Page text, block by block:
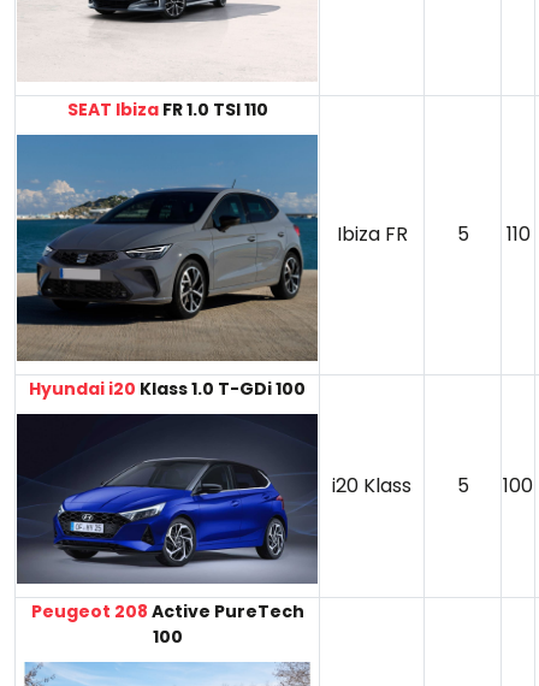
SEAT IbizaFR 1.0 TSI 110
Ibiza FR 5 110
Hyundai i20 Klass 1.0 T-GDi 100
i20 Klass 5 100
Peugeot 208 Active PureTech
100